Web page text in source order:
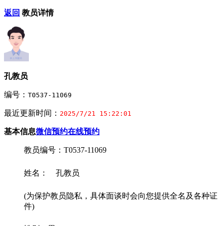
返回 教员详情
孔教员
编号： T0537-11069
最近更新时间： 2025/7/21 15:22:01
基本信息微信预约在线预约
教员编号：T0537-11069
姓名： 孔教员
(为保护教员隐私，具体面谈时会向您提供全名及各种证
件)